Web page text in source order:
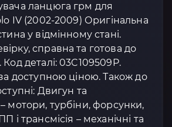
ланцюга грм для
IV (2002-2009) Оригінальна
у відмінному стані.
справна та готова до
деталі: 03C109509P.
доступною ціною. Також до
Двигун та
мотори, турбіни, форсунки,
і трансмісія – механічні та